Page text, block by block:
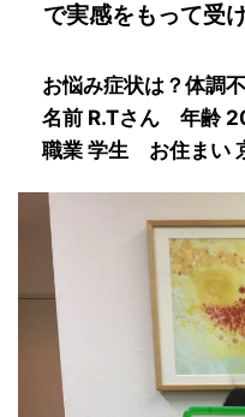
で実感をもって受
お悩み症状は？ 体調
名前 R.Tさん 年齢
職業 学生 お住まい